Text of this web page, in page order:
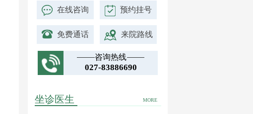
在线咨询 预约挂号
免费通话 来院路线
咨询热线
027-83886690
MORE
坐诊医生